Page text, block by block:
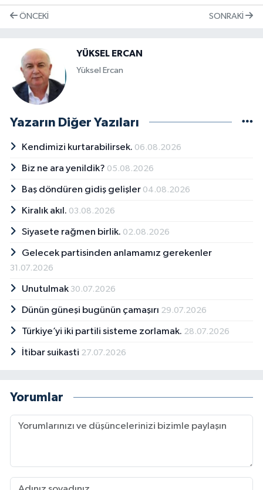
ÖNCEKI SONRAKI
YÜKSEL ERCAN
Yüksel Ercan
Yazarın Diğer Yazıları
Kendimizi kurtarabilirsek. 06.08.2026
Biz ne ara yenildik? 05.08.2026
Baş döndüren gidiş gelişler 04.08.2026
Kiralık akıl. 03.08.2026
Siyasete rağmen birlik. 02.08.2026
Gelecek partisinden anlamamız gerekenler
31.07.2026
Unutulmak 30.07.2026
Dünün güneşi bugünün çamaşırı 29.07.2026
Türkiye’yi iki partili sisteme zorlamak. 28.07.2026
İtibar suikasti 27.07.2026
Yorumlar